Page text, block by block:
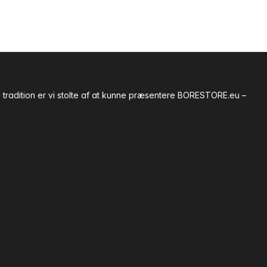
er vi stolte af at kunne præsentere BORESTORE.eu –